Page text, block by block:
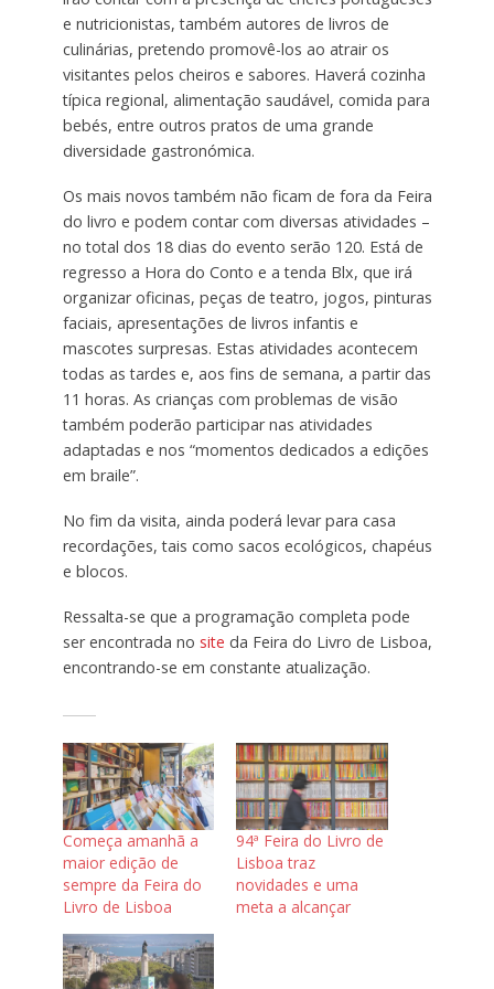
e nutricionistas, também autores de livros de
culinárias, pretendo promovê-los ao atrair os
visitantes pelos cheiros e sabores. Haverá cozinha
típica regional, alimentação saudável, comida para
bebés, entre outros pratos de uma grande
diversidade gastronómica.
Os mais novos também não ficam de fora da Feira
do livro e podem contar com diversas atividades –
no total dos 18 dias do evento serão 120. Está de
regresso a Hora do Conto e a tenda Blx, que irá
organizar oficinas, peças de teatro, jogos, pinturas
faciais, apresentações de livros infantis e
mascotes surpresas. Estas atividades acontecem
todas as tardes e, aos fins de semana, a partir das
11 horas. As crianças com problemas de visão
também poderão participar nas atividades
adaptadas e nos “momentos dedicados a edições
em braile”.
No fim da visita, ainda poderá levar para casa
recordações, tais como sacos ecológicos, chapéus
e blocos.
Ressalta-se que a programação completa pode
ser encontrada no site da Feira do Livro de Lisboa,
encontrando-se em constante atualização.
Começa amanhã a
maior edição de
sempre da Feira do
Livro de Lisboa
94ª Feira do Livro de
Lisboa traz
novidades e uma
meta a alcançar